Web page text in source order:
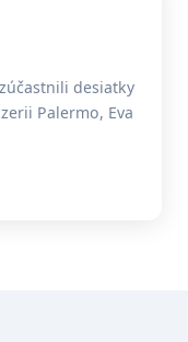
desiatky
Palermo, Eva